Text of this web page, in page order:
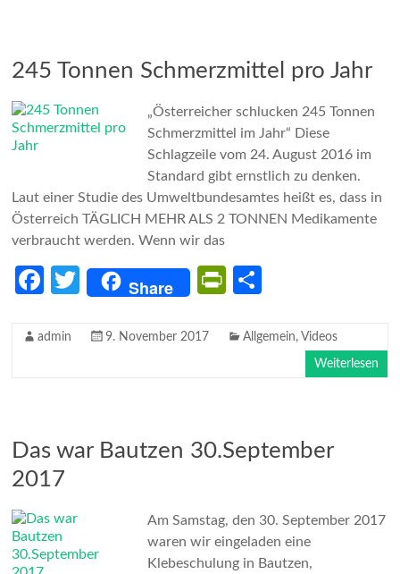
dl
245 Tonnen Schmerzmittel pro Jahr
„Österreicher schlucken 245 Tonnen
Schmerzmittel im Jahr“ Diese
Schlagzeile vom 24. August 2016 im
Standard gibt ernstlich zu denken.
Laut einer Studie des Umweltbundesamtes heißt es, dass in
Österreich TÄGLICH MEHR ALS 2 TONNEN Medikamente
verbraucht werden. Wenn wir das
Fa
b
T
itt
Share
Pr
tF
dl
e
admin 9. November 2017 Allgemein, Videos
Weiterlesen
Das war Bautzen 30.September
2017
Am Samstag, den 30. September 2017
waren wir eingeladen eine
Klebeschulung in Bautzen,